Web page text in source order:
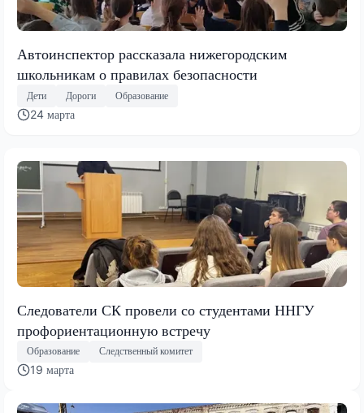
Автоинспектор рассказала нижегородским
школьникам о правилах безопасности
Дети Дороги Образование
24 марта
Следователи СК провели со студентами ННГУ
профориентационную встречу
Образование Следственный комитет
19 марта